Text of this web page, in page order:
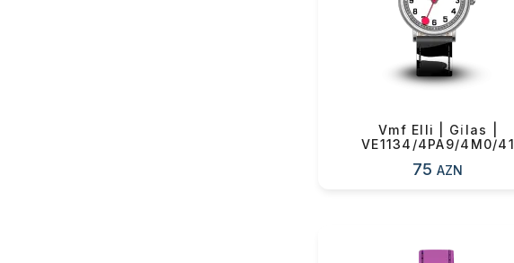
Vmf Elli | Gi̇las |
VE1134/4PA9/4M0/41
75AZN
Yekun məbləğ